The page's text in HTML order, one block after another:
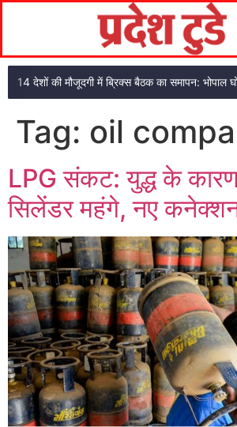
Tag: oil
LPG संकट: युद्ध के
सिलेंडर महंगे, नए